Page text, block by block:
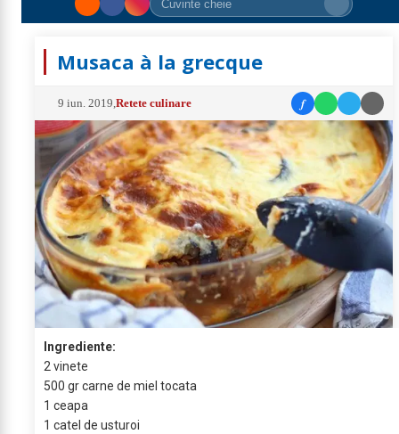
Musaca à la grecque
9 iun. 2019 ,Retete culinare f
Ingrediente:
2 vinete
500 gr carne de miel tocata
1 ceapa
1 catel de usturoi